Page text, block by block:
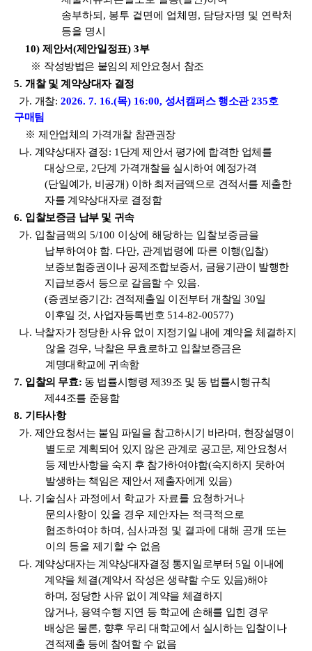
송부하되 , 봉투 겉면에 업체명, 담당자명 및 연락처
등을 명시
10) 제안서(제안일정표) 3부
※ 작성방법은 붙임의 제안요청서 참조
5. 개찰 및 계약상대자 결정
가. 개찰: 2026. 7. 16.(목) 16:00, 성서캠퍼스 행소관 235호
구매팀
※ 제안업체의 가격개찰 참관권장
나. 계약상대자 결정: 1단계 제안서 평가에 합격한 업체를
대상으로, 2단계 가격개찰을 실시하여 예정가격
(단일예가, 비공개) 이하 최저금액으로 견적서를 제출한
자를 계약상대자로 결정함
6. 입찰보증금 납부 및 귀속
가. 입찰금액의 5/100 이상에 해당하는 입찰보증금을
납부하여야 함. 다만, 관계법령에 따른 이행(입찰)
보증보험증권이나 공제조합보증서 , 금융기관이 발행한
지급보증서 등으로 갈음할 수 있음.
(증권보증기간: 견적제출일 이전부터 개찰일 30일
이후일 것, 사업자등록번호 514-82-00577)
나. 낙찰자가 정당한 사유 없이 지정기일 내에 계약을 체결하지
않을 경우, 낙찰은 무효로하고 입찰보증금은
계명대학교에 귀속함
7. 입찰의 무효: 동 법률시행령 제 39조 및 동 법률시행규칙
제 44조를 준용함
8. 기타사항
가. 제안요청서는 붙임 파일을 참고하시기 바라며 , 현장설명이
별도로 계획되어 있지 않은 관계로 공고문, 제안요청서
등 제반사항을 숙지 후 참가하여야함(숙지하지 못하여
발생하는 책임은 제안서 제출자에게 있음)
나. 기술심사 과정에서 학교가 자료를 요청하거나
문의사항이 있을 경우 제안자는 적극적으로
협조하여야 하며 , 심사과정 및 결과에 대해 공개 또는
이의 등을 제기할 수 없음
다. 계약상대자는 계약상대자결정 통지일로부터 5일 이내에
계약을 체결(계약서 작성은 생략할 수도 있음)해야
하며, 정당한 사유 없이 계약을 체결하지
않거나, 용역수행 지연 등 학교에 손해를 입힌 경우
배상은 물론, 향후 우리 대학교에서 실시하는 입찰이나
견적제출 등에 참여할 수 없음